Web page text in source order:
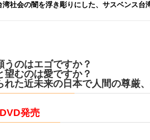
会の闇を浮き彫りにした、サスベンス台
うのはエゴですか？
望むのは愛ですか？
れた近未来の日本で人間の尊厳
発売